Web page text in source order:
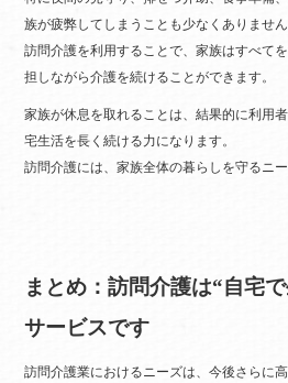
族が疲弊してしまうことも少なくありません
訪問介護を利用することで、家族はすべて
担しながら介護を続けることができます。
家族が休息を取れることは、結果的に利用
宅生活を長く続ける力になります。
訪問介護には、家族全体の暮らしを守るニ
まとめ：訪問介護は“自宅
サービスです
訪問介護業におけるニーズは、今後さらに